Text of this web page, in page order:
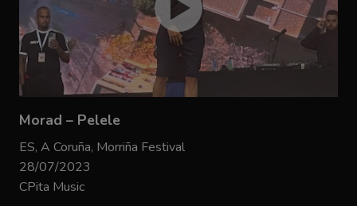
Morad – Pelele
ES, A Coruña, Morriña Festival
28/07/2023
CPita Music